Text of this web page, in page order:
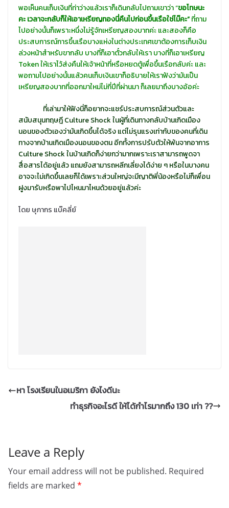
พอเห็นคนเก็บเงินที่ท่าว่างแล้วเราก็เดินกลับไปถามเขาว่า “ขอโทษนะ
คะ เวลาจะกลับก็ให้เอาเหรียญทองนี่คืนไปก่อนขึ้นเรือใช่ไม๊คะ”ที่ถาม
ไปอย่างนั้นก็เพราะหนึ่งไม่รู้จักเหรียญสองบาทค่ะ และสองก็คือ
ประสบการณ์การขึ้นเรือบางแห่งในต่างประเทศเขาต้องการเก็บเงิน
ล่วงหน้าสำหรับขากลับ บางที่ก็เอาตั๋วกลับให้เรา บางที่ก็เอาเหรียญ
Token ให้เราไว้ส่งคืนให้เจ้าหน้าที่หรือหยดตู้เพื่อขึ้นเรือกลับค่ะ และ
พอถามไปอย่างนั้นแล้วคนเก็บเงินเขาก็อธิบายให้เราฟังว่ามันเป็น
เหรียญสองบาทที่ออกมาใหม่ไม่กี่ปีที่ผ่านมา ก็เลยมาถึงบางอ้อค่ะ
ที่เล่ามาให้ฟังนี่ก็อยากจะแชร์ประสบการณ์ส่วนตัวและ
สนับสนุนทฤษฎี Culture Shock ในผู้ที่เดินทางกลับบ้านเกิดเมือง
นอนของตัวเองว่ามันเกิดขึ้นได้จริง แต่ไม่รุนแรงเท่ากับของคนที่เดิน
ทางจากบ้านเกิดเมืองนอนของตน อีกทั้งการปรับตัวให้พ้นจากอาการ
Culture Shock ในบ้านเกิดก็ง่ายกว่ามากเพราะเราสามารถพูดจา
สื่อสารได้อยู่แล้ว แถมยังสามารถหลีกเลี่ยงได้ง่าย ๆ หรือในบางคน
อาจจะไม่เกิดขึ้นเลยก็ได้เพราะส่วนใหญ่จะมีญาติพี่น้องหรือไม่ก็เพื่อน
ฝูงมารับหรือพาไปไหนมาไหนด้วยอยู่แล้วค่ะ
โดย ษุภากร แบ๊คลี่ย์
หา โรงเรียนในอเมริกา ยังไงดีนะ
ทำธุรกิจอะไรดี ให้ได้กำไรมากถึง 130 เท่า ??
Leave a Reply
Your email address will not be published. Required
fields are marked *